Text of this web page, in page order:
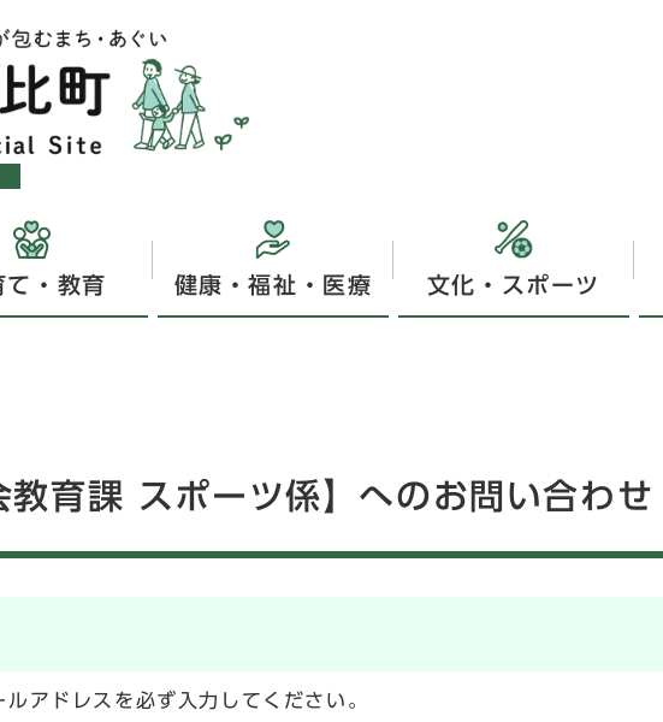
て・教育 健康・福祉・医療 文化・スポーツ
教育課 スポーツ係】へのお問い合わせ
アドレスを必ず入力してください。